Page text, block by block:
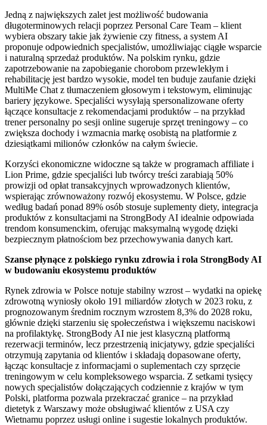
Jedną z największych zalet jest możliwość budowania
długoterminowych relacji poprzez Personal Care Team – klient
wybiera obszary takie jak żywienie czy fitness, a system AI
proponuje odpowiednich specjalistów, umożliwiając ciągłe wsparcie
i naturalną sprzedaż produktów. Na polskim rynku, gdzie
zapotrzebowanie na zapobieganie chorobom przewlekłym i
rehabilitację jest bardzo wysokie, model ten buduje zaufanie dzięki
MultiMe Chat z tłumaczeniem głosowym i tekstowym, eliminując
bariery językowe. Specjaliści wysyłają spersonalizowane oferty
łączące konsultacje z rekomendacjami produktów – na przykład
trener personalny po sesji online sugeruje sprzęt treningowy – co
zwiększa dochody i wzmacnia markę osobistą na platformie z
dziesiątkami milionów członków na całym świecie.
Korzyści ekonomiczne widoczne są także w programach affiliate i
Lion Prime, gdzie specjaliści lub twórcy treści zarabiają 50%
prowizji od opłat transakcyjnych wprowadzonych klientów,
wspierając zrównoważony rozwój ekosystemu. W Polsce, gdzie
według badań ponad 89% osób stosuje suplementy diety, integracja
produktów z konsultacjami na StrongBody AI idealnie odpowiada
trendom konsumenckim, oferując maksymalną wygodę dzięki
bezpiecznym płatnościom bez przechowywania danych kart.
Szanse płynące z polskiego rynku zdrowia i rola StrongBody AI
w budowaniu ekosystemu produktów
Rynek zdrowia w Polsce notuje stabilny wzrost – wydatki na opiekę
zdrowotną wyniosły około 191 miliardów złotych w 2023 roku, z
prognozowanym średnim rocznym wzrostem 8,3% do 2028 roku,
głównie dzięki starzeniu się społeczeństwa i większemu naciskowi
na profilaktykę. StrongBody AI nie jest klasyczną platformą
rezerwacji terminów, lecz przestrzenią inicjatywy, gdzie specjaliści
otrzymują zapytania od klientów i składają dopasowane oferty,
łącząc konsultacje z informacjami o suplementach czy sprzęcie
treningowym w celu kompleksowego wsparcia. Z setkami tysięcy
nowych specjalistów dołączających codziennie z krajów w tym
Polski, platforma pozwala przekraczać granice – na przykład
dietetyk z Warszawy może obsługiwać klientów z USA czy
Wietnamu poprzez usługi online i sugestie lokalnych produktów.